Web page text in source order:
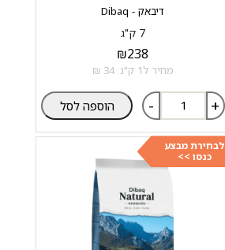
דיבאק - Dibaq
7 ק"ג
₪238
מחיר ל1 ק"ג: 34 ₪
- + הוספה לסל
לבחירת מבצע
כנסו >>